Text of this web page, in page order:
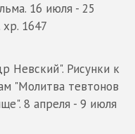
16 июля - 25
1647
Невский". Рисунки к
"Молитва тевтонов
8 апреля - 9 июля